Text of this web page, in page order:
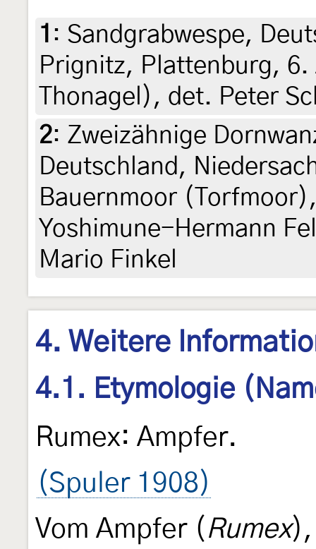
1 : Sandgrabwespe,
Prignitz, Plattenburg,
Thonagel), det. Peter
2: Zweizähnige
Deutschland,
Bauernmoor
Yoshimune-Hermann
Mario Finkel
4. Weitere
4.1. Etymologie
Rumex: Ampfer.
(Spuler 1908)
Vom Ampfer ( Rumex),